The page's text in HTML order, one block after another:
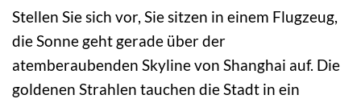
Stellen Sie sich vor, Sie sitzen in einem Flugzeug,
die Sonne geht gerade über der
atemberaubenden Skyline von Shanghai auf. Die
goldenen Strahlen tauchen die Stadt in ein